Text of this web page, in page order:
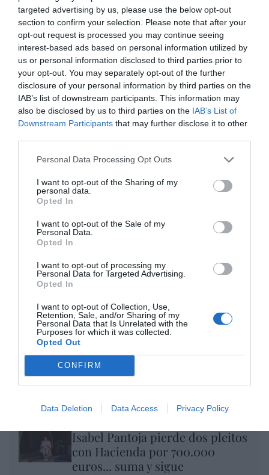
targeted advertising by us, please use the below opt-out
section to confirm your selection. Please note that after your
opt-out request is processed you may continue seeing
interest-based ads based on personal information utilized by
us or personal information disclosed to third parties prior to
your opt-out. You may separately opt-out of the further
disclosure of your personal information by third parties on the
IAB’s list of downstream participants. This information may
also be disclosed by us to third parties on the IAB’s List of
Downstream Participants that may further disclose it to other
Personal Data Processing Opt Outs
I want to opt-out of the Sharing of my
personal data.
Opted In
I want to opt-out of the Sale of my
Personal Data.
Opted In
I want to opt-out of processing my
Personal Data for Targeted Advertising.
Opted In
I want to opt-out of Collection, Use,
Retention, Sale, and/or Sharing of my
Personal Data that Is Unrelated with the
Purposes for which it was collected.
Opted Out
CONFIRM
Data Deletion Data Access Privacy Policy
por Hispanidad
Artículos anteriores
DIARIO DE LA CORRUPCIÓN SANCHISTA
Diario de la corrupción sanchista. Hazte
Oír se manifiesta delante de La Mareta:
“Pedro Sánchez es un criminal”
por Redacción
Opinión
Enormes minucias
por Eulogio López
Nokia, Ericsson... Huawei: lo que importan
Eulogio López
Isabel Pantoja pierde dos pleitos
con Hacienda por 700.000
euros... suma y sigue